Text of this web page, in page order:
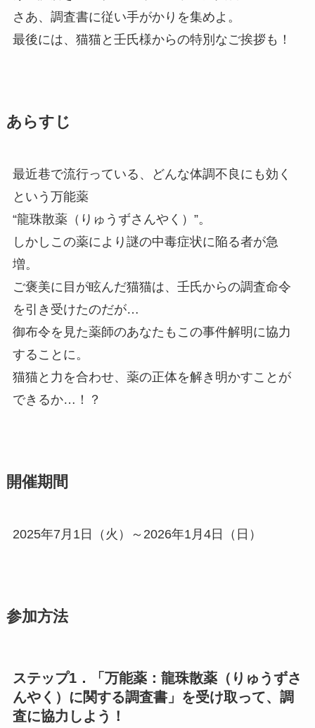
さあ、調査書に従い手がかりを集めよ。
最後には、猫猫と壬氏様からの特別なご挨拶も！
あらすじ
最近巷で流行っている、どんな体調不良にも効く
という万能薬
“龍珠散薬（りゅうずさんやく）”。
しかしこの薬により謎の中毒症状に陥る者が急
増。
ご褒美に目が眩んだ猫猫は、壬氏からの調査命令
を引き受けたのだが…
御布令を見た薬師のあなたもこの事件解明に協力
することに。
猫猫と力を合わせ、薬の正体を解き明かすことが
できるか…！？
開催期間
2025年7月1日（火）～2026年1月4日（日）
参加方法
ステップ1．「万能薬：龍珠散薬（りゅうずさ
んやく）に関する調査書」を受け取って、調
査に協力しよう！